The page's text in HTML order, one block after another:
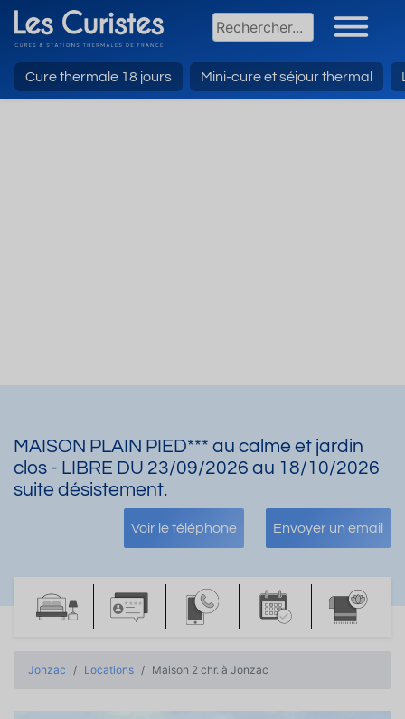
Cure thermale 18 jours Mini-cure et séjour thermal
MAISON PLAIN PIED*** au calme et jardin
clos - LIBRE DU 23/09/2026 au 18/10/2026
suite désistement.
Voir le téléphone Envoyer un email
Jonzac Locations Maison 2 chr. à Jonzac